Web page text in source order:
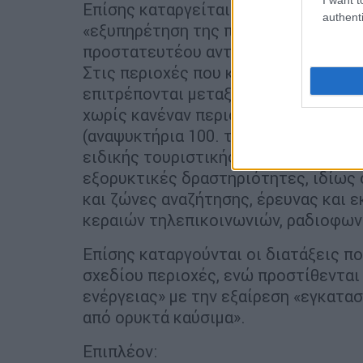
Επίσης καταργείται ο περιορισμός,
«εξυπηρέτηση της προστασίας και
προστατευτέου αντικειμένου».
Στις περιοχές που καθορίζονται
επιτρέπονται μεταξύ άλλων η
χωρίς κανέναν περιορισμό καθώς
(αναψυκτήρια 100. τ.μ., τουριστικά
ειδικής τουριστικής υποδομής και
εξορυκτικές δραστηριότητες,
και ζώνες αναζήτησης, έρευνας και
κεραιών τηλεπικοινωνιών,
Επίσης καταργούνται οι διατάξεις
σχεδίου περιοχές, ενώ
ενέργειας» με την εξαίρεση
από ορυκτά καύσιμα».
Επιπλέον: